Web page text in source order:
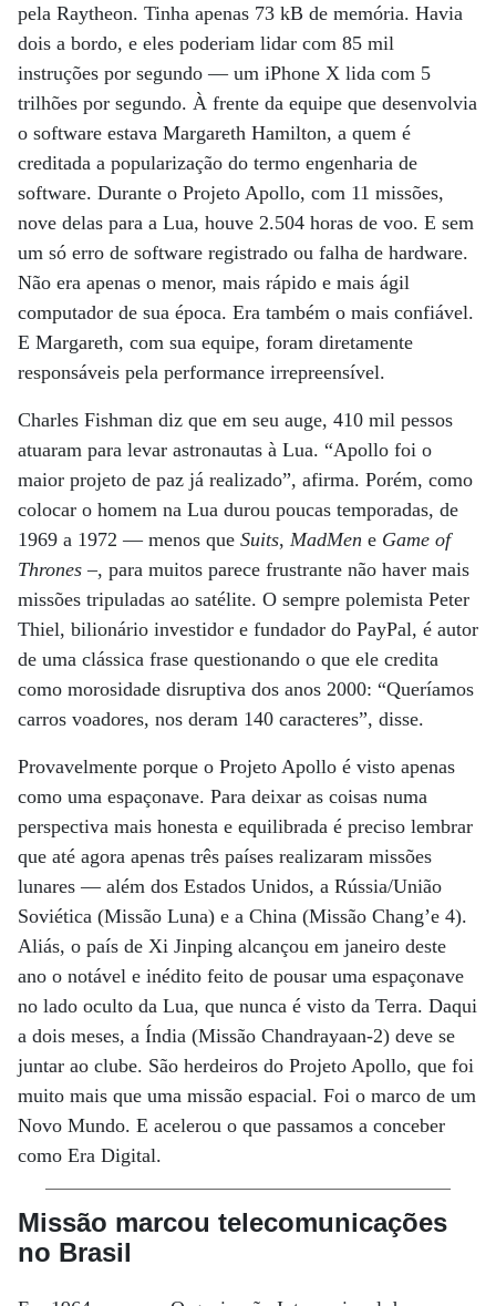
pela Raytheon. Tinha apenas 73 kB de memória. Havia
dois a bordo, e eles poderiam lidar com 85 mil
instruções por segundo — um iPhone X lida com 5
trilhões por segundo. À frente da equipe que desenvolvia
o software estava Margareth Hamilton, a quem é
creditada a popularização do termo engenharia de
software. Durante o Projeto Apollo, com 11 missões,
nove delas para a Lua, houve 2.504 horas de voo. E sem
um só erro de software registrado ou falha de hardware.
Não era apenas o menor, mais rápido e mais ágil
computador de sua época. Era também o mais confiável.
E Margareth, com sua equipe, foram diretamente
responsáveis pela performance irrepreensível.
Charles Fishman diz que em seu auge, 410 mil pessos
atuaram para levar astronautas à Lua. “Apollo foi o
maior projeto de paz já realizado”, afirma. Porém, como
colocar o homem na Lua durou poucas temporadas, de
1969 a 1972 — menos que Suits, MadMen e Game of
Thrones –, para muitos parece frustrante não haver mais
missões tripuladas ao satélite. O sempre polemista Peter
Thiel, bilionário investidor e fundador do PayPal, é autor
de uma clássica frase questionando o que ele credita
como morosidade disruptiva dos anos 2000: “Queríamos
carros voadores, nos deram 140 caracteres”, disse.
Provavelmente porque o Projeto Apollo é visto apenas
como uma espaçonave. Para deixar as coisas numa
perspectiva mais honesta e equilibrada é preciso lembrar
que até agora apenas três países realizaram missões
lunares — além dos Estados Unidos, a Rússia/União
Soviética (Missão Luna) e a China (Missão Chang’e 4).
Aliás, o país de Xi Jinping alcançou em janeiro deste
ano o notável e inédito feito de pousar uma espaçonave
no lado oculto da Lua, que nunca é visto da Terra. Daqui
a dois meses, a Índia (Missão Chandrayaan-2) deve se
juntar ao clube. São herdeiros do Projeto Apollo, que foi
muito mais que uma missão espacial. Foi o marco de um
Novo Mundo. E acelerou o que passamos a conceber
como Era Digital.
Missão marcou telecomunicações
no Brasil